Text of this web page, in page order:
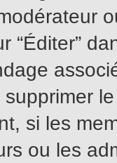
“Éditer”
si les
ou les